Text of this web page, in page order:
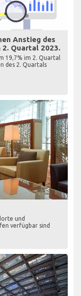
Anstieg des
2. Quartal 2023.
19,7% im 2. Quartal
des 2. Quartals
und
verfügbar sind